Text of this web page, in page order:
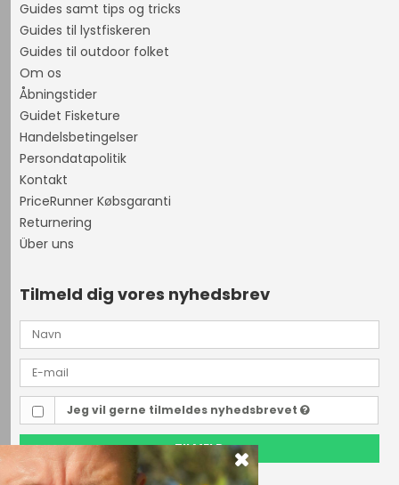
Guides samt tips og tricks
Guides til lystfiskeren
Guides til outdoor folket
Om os
Åbningstider
Guidet Fisketure
Handelsbetingelser
Persondatapolitik
Kontakt
PriceRunner Købsgaranti
Returnering
Über uns
Tilmeld dig vores nyhedsbrev
Jeg vil gerne tilmeldes nyhedsbrevet
TILMELD